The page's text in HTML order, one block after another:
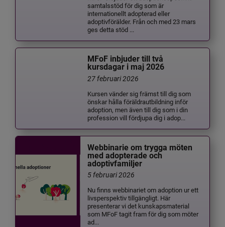
samtalsstöd för dig som är
internationellt adopterad eller
adoptivförälder. Från och med 23 mars
ges detta stöd ...
MFoF inbjuder till två
kursdagar i maj 2026
27 februari 2026
Kursen vänder sig främst till dig som
önskar hålla föräldrautbildning inför
adoption, men även till dig som i din
profession vill fördjupa dig i adop...
Webbinarie om trygga möten
med adopterade och
adoptivfamiljer
5 februari 2026
Nu finns webbinariet om adoption ur ett
livsperspektiv tillgängligt. Här
presenterar vi det kunskapsmaterial
som MFoF tagit fram för dig som möter
ad...